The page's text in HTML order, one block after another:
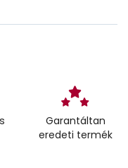
Garantáltan
eredeti termék